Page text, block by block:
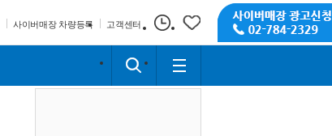
사이버매장 차량등록 고객센터